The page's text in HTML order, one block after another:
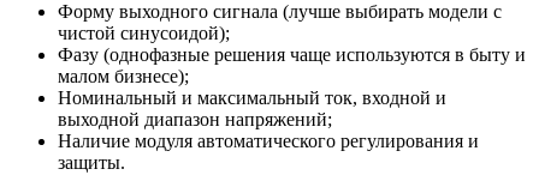
Форму выходного сигнала (лучше выбирать модели с
чистой синусоидой);
Фазу (однофазные решения чаще используются в быту и
малом бизнесе);
Номинальный и максимальный ток, входной и
выходной диапазон напряжений;
Наличие модуля автоматического регулирования и
защиты.